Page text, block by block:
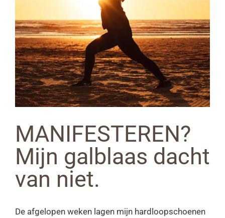
MANIFESTEREN?
Mijn galblaas dacht
van niet.
De afgelopen weken lagen mijn hardloopschoenen